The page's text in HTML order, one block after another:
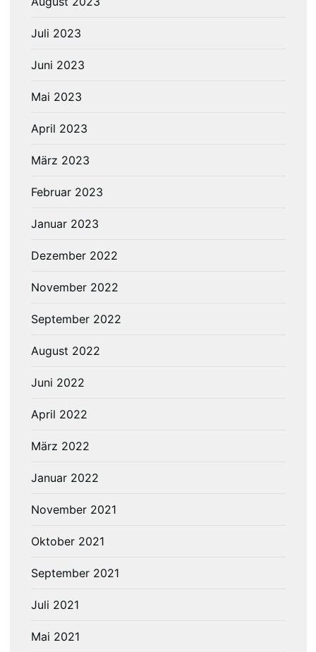
Juli 2023
Juni 2023
Mai 2023
April 2023
März 2023
Februar 2023
Januar 2023
Dezember 2022
November 2022
September 2022
August 2022
Juni 2022
April 2022
März 2022
Januar 2022
November 2021
Oktober 2021
September 2021
Juli 2021
Mai 2021